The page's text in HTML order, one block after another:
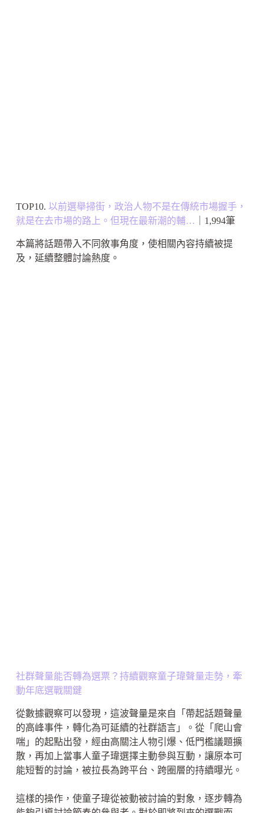
TOP10. 以前選舉掃街，政治人物不是在傳統市場握手，
就是在去市場的路上。但現在最新潮的輔…
｜1,994筆
本篇將話題帶入不同敘事角度，使相關內容持續被提
及，延續整體討論熱度。
社群聲量能否轉為選票？持續觀察童子瑋聲量走勢，牽
動年底選戰關鍵
從數據觀察可以發現，這波聲量是來自「帶起話題聲量
的高峰事件，轉化為可延續的社群語言」。從「爬山會
喘」的起點出發，經由高關注人物引爆、低門檻議題擴
散，再加上當事人童子瑋選擇主動參與互動，讓原本可
能短暫的討論，被拉長為跨平台、跨圈層的持續曝光。
這樣的操作，使童子瑋從被動被討論的對象，逐步轉為